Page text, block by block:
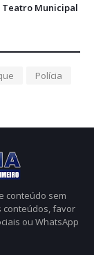
Teatro Municipal
Polícia
conteúdo sem
conteúdos, favor
ou WhatsApp